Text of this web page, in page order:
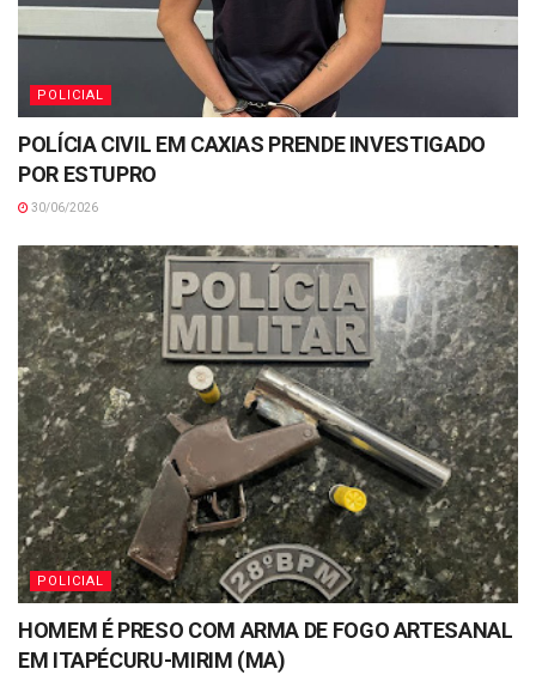
POLICIAL
POLÍCIA CIVIL EM CAXIAS PRENDE INVESTIGADO
POR ESTUPRO
30/06/2026
POLICIAL
HOMEM É PRESO COM ARMA DE FOGO ARTESANAL
EM ITAPÉCURU-MIRIM (MA)